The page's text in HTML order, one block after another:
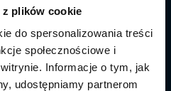
plików cookie
do spersonalizowania treści
społecznościowe i
Informacje o tym, jak
udostępniamy partnerom